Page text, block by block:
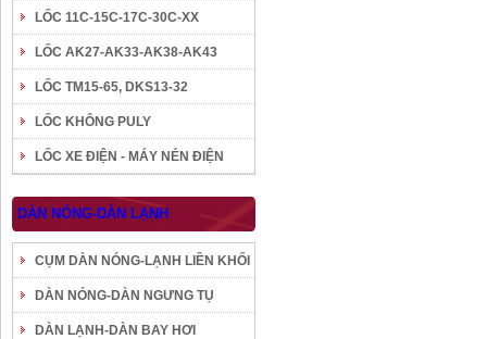
LỐC 11C-15C-17C-30C-XX
LỐC AK27-AK33-AK38-AK43
LỐC TM15-65, DKS13-32
LỐC KHÔNG PULY
LỐC XE ĐIỆN - MÁY NÉN ĐIỆN
DÀN NÓNG-DÀN LẠNH
CỤM DÀN NÓNG-LẠNH LIỀN KHỐI
DÀN NÓNG-DÀN NGƯNG TỤ
DÀN LẠNH-DÀN BAY HƠI